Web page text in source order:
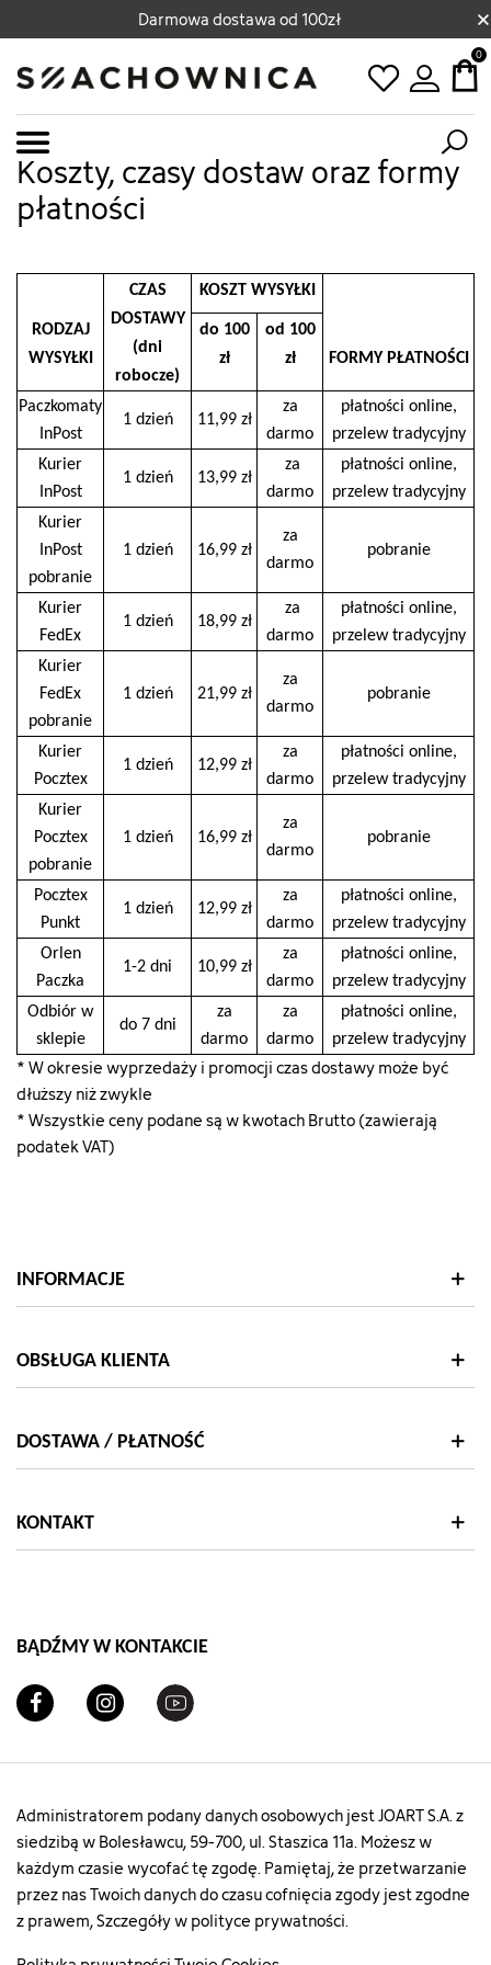
Darmowa dostawa od 100zł ×
0
Koszty, czasy dostaw oraz formy
płatności
RODZAJ
WYSYŁKI
CZAS
DOSTAWY
(dni
robocze)
KOSZT WYSYŁKI
FORMY PŁATNOŚCI
do 100
zł
od 100
zł
Paczkomaty
InPost
1 dzień 11,99 zł
za
darmo
płatności online,
przelew tradycyjny
Kurier
InPost
1 dzień 13,99 zł
za
darmo
płatności online,
przelew tradycyjny
Kurier
InPost
pobranie
1 dzień 16,99 zł
za
darmo
pobranie
Kurier
FedEx
1 dzień 18,99 zł
za
darmo
płatności online,
przelew tradycyjny
Kurier
FedEx
pobranie
1 dzień 21,99 zł
za
darmo
pobranie
Kurier
Pocztex
1 dzień 12,99 zł
za
darmo
płatności online,
przelew tradycyjny
Kurier
Pocztex
pobranie
1 dzień 16,99 zł
za
darmo
pobranie
Pocztex
Punkt
1 dzień 12,99 zł
za
darmo
płatności online,
przelew tradycyjny
Orlen
Paczka
1-2 dni 10,99 zł
za
darmo
płatności online,
przelew tradycyjny
Odbiór w
sklepie
do 7 dni
za
darmo
za
darmo
płatności online,
przelew tradycyjny
* W okresie wyprzedaży i promocji czas dostawy może być
dłuższy niż zwykle
* Wszystkie ceny podane są w kwotach Brutto (zawierają
podatek VAT)
INFORMACJE
OBSŁUGA KLIENTA
DOSTAWA / PŁATNOŚĆ
KONTAKT
BĄDŹMY W KONTAKCIE
Administratorem podany danych osobowych jest JOART S.A. z
siedzibą w Bolesławcu, 59-700, ul. Staszica 11a. Możesz w
każdym czasie wycofać tę zgodę. Pamiętaj, że przetwarzanie
przez nas Twoich danych do czasu cofnięcia zgody jest zgodne
z prawem, Szczegóły w polityce prywatności.